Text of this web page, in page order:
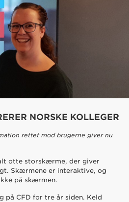
NORSKE KOLLEGER
rettet mod brugerne giver nu
otte storskærme, der giver
Skærmene er interaktive, og
på skærmen.
på CFD for tre år siden. Keld